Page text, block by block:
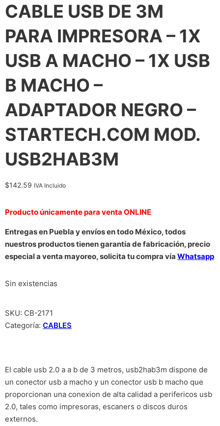
CABLE USB DE 3M
PARA IMPRESORA – 1X
USB A MACHO – 1X USB
B MACHO –
ADAPTADOR NEGRO –
STARTECH.COM MOD.
USB2HAB3M
$142.59 IVA Incluido
Producto únicamente para venta ONLINE
Entregas en Puebla y envíos en todo México, todos
nuestros productos tienen garantía de fabricación, precio
especial a venta mayoreo, solicita tu compra vía Whatsapp
Sin existencias
SKU: CB-2171
Categoría: CABLES
El cable usb 2.0 a a b de 3 metros, usb2hab3m dispone de
un conector usb a macho y un conector usb b macho que
proporcionan una conexion de alta calidad a perifericos usb
2.0, tales como impresoras, escaners o discos duros
externos.